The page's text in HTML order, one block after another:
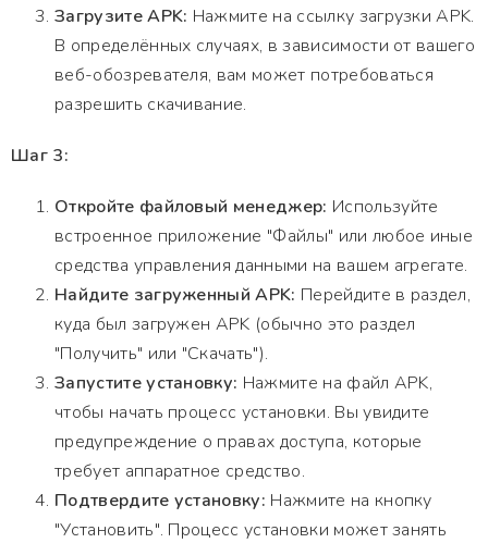
Загрузите APK: Нажмите на ссылку загрузки APK.
В определённых случаях, в зависимости от вашего
веб-обозревателя, вам может потребоваться
разрешить скачивание.
Шаг 3:
Откройте файловый менеджер: Используйте
встроенное приложение "Файлы" или любое иные
средства управления данными на вашем агрегате.
Найдите загруженный APK: Перейдите в раздел,
куда был загружен APK (обычно это раздел
"Получить" или "Скачать").
Запустите установку: Нажмите на файл APK,
чтобы начать процесс установки. Вы увидите
предупреждение о правах доступа, которые
требует аппаратное средство.
Подтвердите установку: Нажмите на кнопку
"Установить". Процесс установки может занять